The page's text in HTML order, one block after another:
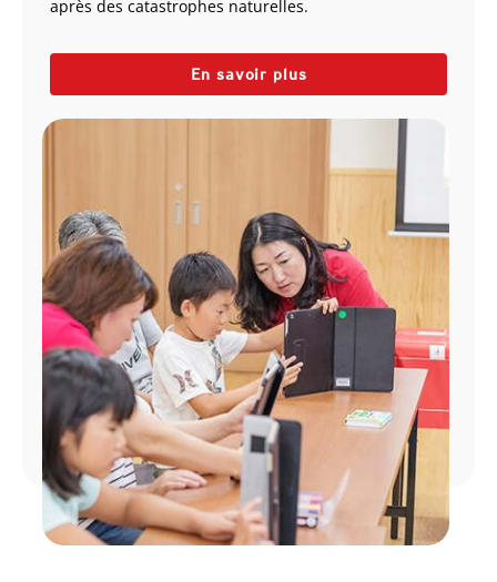
après des catastrophes naturelles.
En savoir plus